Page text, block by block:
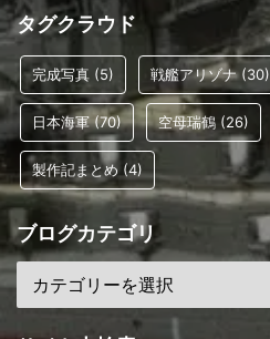
タグクラウド
完成写真 (5) 戦艦アリゾナ(30)
日本海軍(70) 空母瑞鶴 (26)
製作記まとめ (4)
ブログカテゴリ